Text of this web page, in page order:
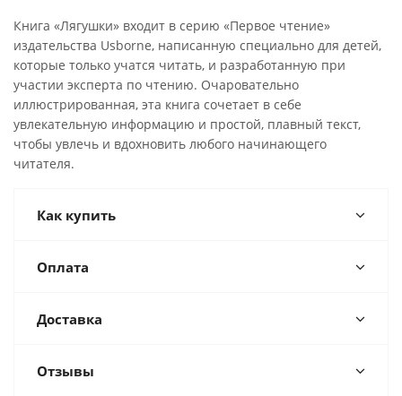
Книга «Лягушки» входит в серию «Первое чтение»
издательства Usborne, написанную специально для детей,
которые только учатся читать, и разработанную при
участии эксперта по чтению. Очаровательно
иллюстрированная, эта книга сочетает в себе
увлекательную информацию и простой, плавный текст,
чтобы увлечь и вдохновить любого начинающего
читателя.
Как купить
Оплата
Доставка
Отзывы